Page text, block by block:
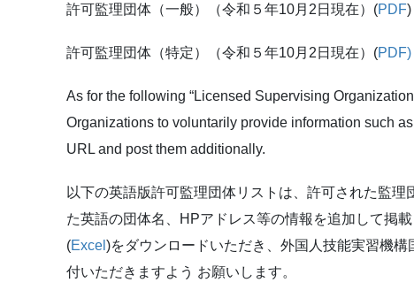
許可監理団体（一般）（令和５年10月2日現在）(PDF)
許可監理団体（特定）（令和５年10月2日現在）(PDF)
As for the following “Licensed Supervising
Organizations to voluntarily provide information such
URL and post them additionally.
以下の英語版許可監理団体リストは、許可された監
た英語の団体名、HPアドレス等の情報を追加して掲
(Excel )をダウンロードいただき、外国人技能実習機
付いただきますよう お願いします。